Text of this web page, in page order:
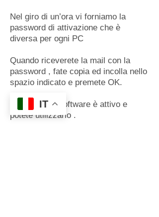
IT
Nel giro di un’ora vi forniamo la
password di attivazione che è
diversa per ogni PC
Quando riceverete la mail con la
password , fate copia ed incolla nello
spazio indicato e premete OK.
Ora il vostro software è attivo e
potete utilizzarlo .